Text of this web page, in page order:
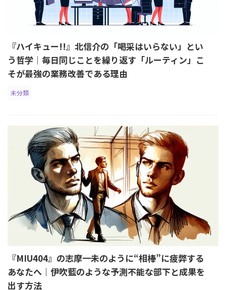
『ハイキュー!!』北信介の「喝采はいらない」とい
う哲学｜毎日同じことを繰り返す「ルーティン」こ
そが最強の業務改善である理由
未分類
『MIU404』の志摩一未のように“相棒”に疲弊する
あなたへ｜伊吹藍のような予測不能な部下と成果を
出す方法